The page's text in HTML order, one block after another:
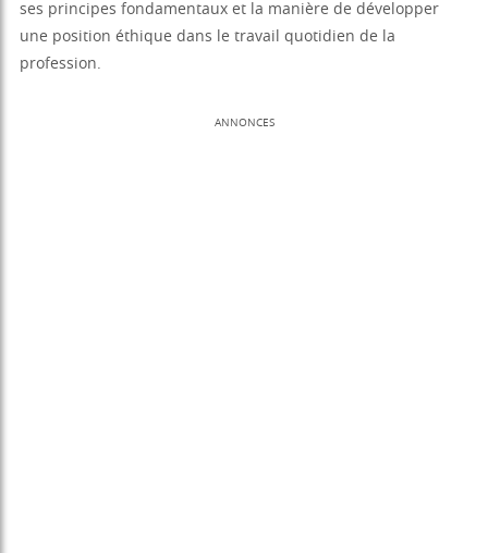
ses principes fondamentaux et la manière de développer
une position éthique dans le travail quotidien de la
profession.
ANNONCES